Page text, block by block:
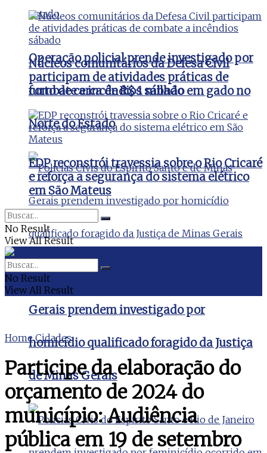
Operação policial prende investigado por
furto de cerca de R$ 1 milhão em gado no
Norte do Estado
Polícias Civis do Espírito Santo e de Minas
Gerais prendem investigado por
homicídio qualificado foragido da Justiça
de Minas Gerais
Núcleos comunitários da Defesa Civil
participam de atividades práticas de
combate a incêndios sábado
EDP reconstrói travessia sobre o Rio Cricaré
e reforça a segurança do sistema elétrico
em São Mateus
No Result
View All Result
No Result
View All Result
Home Cidades
Participe da elaboração do
orçamento de 2024 do
município: Audiência
pública em 19 de setembro